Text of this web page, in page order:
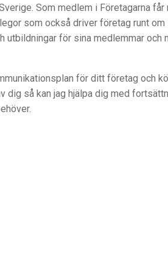
Som medlem i Företagarna får
som också driver företag runt om
för sina medlemmar och
för ditt företag och
dig så kan jag hjälpa dig med